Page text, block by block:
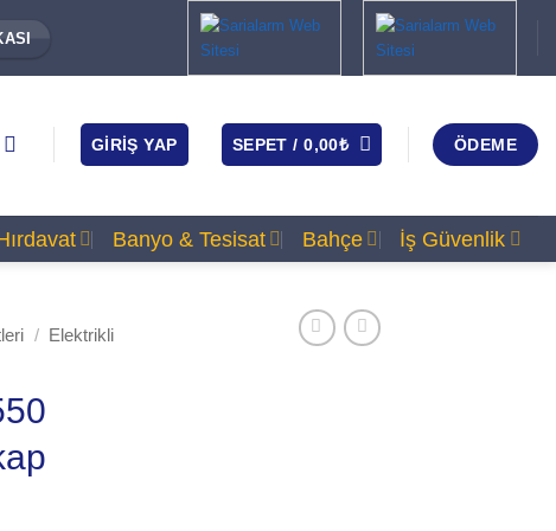
GIRIŞ YAP SEPET /0,00₺ ÖDEME
Banyo & Tesisat Bahçe İş Güvenlik
/ Elektrikli